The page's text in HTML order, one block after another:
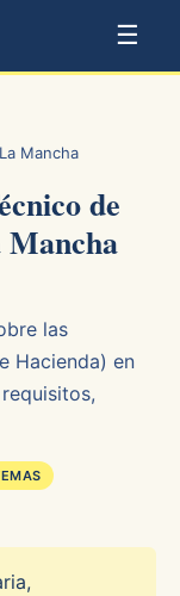
☰
Mancha
de
las
Hacienda) en